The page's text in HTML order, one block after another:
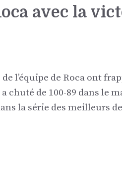
avec la
de l’équipe de Roca ont
a chuté de 100-89 dans le
la série des meilleurs